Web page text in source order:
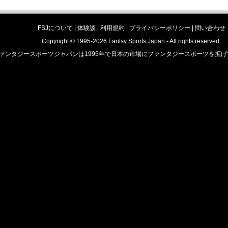
FSJについて | 体験談 利用規約| プライバシーポリシー
問い合わせ
Copyright © 1995-2026 Fantsy Sports Japan - All rights reserved.
ンタジースポーツジャパンは1995年で日本の市場にファンタジースポーツを拡げ